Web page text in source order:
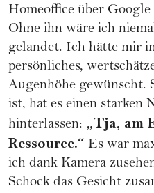
Homeoffice über
Ohne ihn wäre ich
gelandet. Ich hätte mir
persönliches,
Augenhöhe gewünscht.
ist, hat es einen starken
hinterlassen: „Tja, am
Ressource.“ Es war
ich dank Kamera
Schock das Gesicht